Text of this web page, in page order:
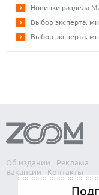
Новинки раздела
Выбор эксперта.
Выбор эксперта.
Об издании
Реклама
Вакансии
Контакты